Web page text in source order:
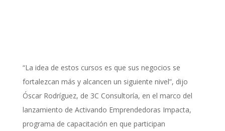
“La idea de estos cursos es que sus negocios se
fortalezcan más y alcancen un siguiente nivel”, dijo
Óscar Rodríguez, de 3C Consultoría, en el marco del
lanzamiento de Activando Emprendedoras Impacta,
programa de capacitación en que participan